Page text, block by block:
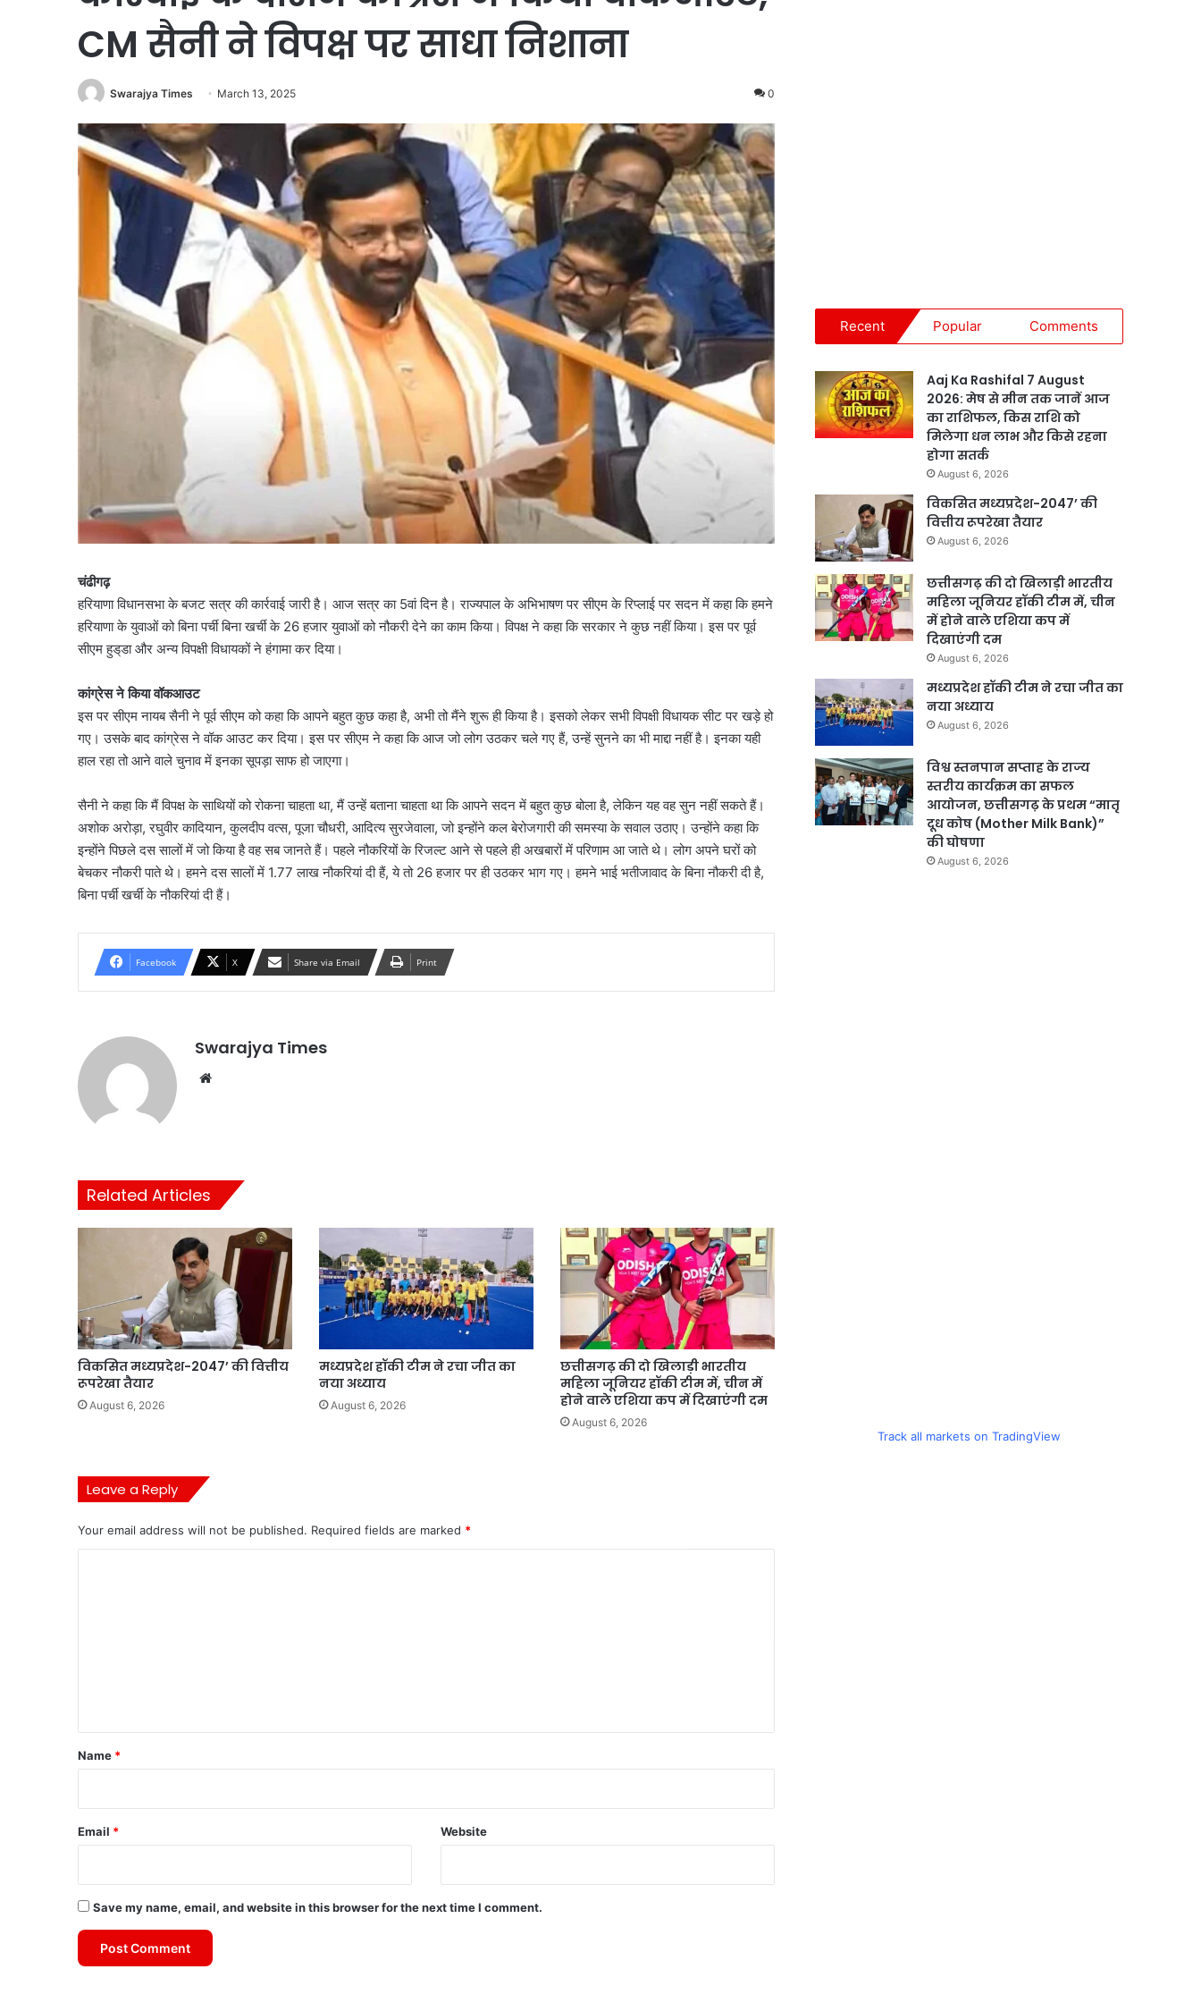
CM सैनी ने विपक्ष पर साधा निशाना
Swarajya Times March 13, 2025 0
चंढीगढ़
हरियाणा विधानसभा के बजट सत्र की कार्रवाई जारी है। आज सत्र का 5वां दिन है। राज्यपाल के अभिभाषण पर सीएम के रिप्लाई पर सदन में कहा कि हमने
हरियाणा के युवाओं को बिना पर्ची बिना खर्ची के 26 हजार युवाओं को नौकरी देने का काम किया। विपक्ष ने कहा कि सरकार ने कुछ नहीं किया। इस पर पूर्व
सीएम हुड्‌डा और अन्य विपक्षी विधायकों ने हंगामा कर दिया।
कांग्रेस ने किया वॉकआउट
इस पर सीएम नायब सैनी ने पूर्व सीएम को कहा कि आपने बहुत कुछ कहा है, अभी तो मैंने शुरू ही किया है। इसको लेकर सभी विपक्षी विधायक सीट पर खड़े हो
गए। उसके बाद कांग्रेस ने वॉक आउट कर दिया। इस पर सीएम ने कहा कि आज जो लोग उठकर चले गए हैं, उन्हें सुनने का भी माद्दा नहीं है। इनका यही
हाल रहा तो आने वाले चुनाव में इनका सूपड़ा साफ हो जाएगा।
सैनी ने कहा कि मैं विपक्ष के साथियों को रोकना चाहता था, मैं उन्हें बताना चाहता था कि आपने सदन में बहुत कुछ बोला है, लेकिन यह वह सुन नहीं सकते हैं।
अशोक अरोड़ा, रघुवीर कादियान, कुलदीप वत्स, पूजा चौधरी, आदित्य सुरजेवाला, जो इन्होंने कल बेरोजगारी की समस्या के सवाल उठाए। उन्होंने कहा कि
इन्होंने पिछले दस सालों में जो किया है वह सब जानते हैं। पहले नौकरियों के रिजल्ट आने से पहले ही अखबारों में परिणाम आ जाते थे। लोग अपने घरों को
बेचकर नौकरी पाते थे। हमने दस सालों में 1.77 लाख नौकरियां दी हैं, ये तो 26 हजार पर ही उठकर भाग गए। हमने भाई भतीजावाद के बिना नौकरी दी है,
बिना पर्ची खर्ची के नौकरियां दी हैं।
Facebook X Share via Email Print
Swarajya Times
Related Articles
विकसित मध्यप्रदेश-2047’ की वित्तीय
रूपरेखा तैयार
August 6, 2026
मध्यप्रदेश हॉकी टीम ने रचा जीत का
नया अध्याय
August 6, 2026
छत्तीसगढ़ की दो खिलाड़ी भारतीय
महिला जूनियर हॉकी टीम में, चीन में
होने वाले एशिया कप में दिखाएंगी दम
August 6, 2026
Leave a Reply
Your email address will not be published. Required fields are marked *
*
Name *
Email * Website
Save my name, email, and website in this browser for the next time I comment.
Recent Popular Comments
Aaj Ka Rashifal 7 August
2026: मेष से मीन तक जानें आज
का राशिफल, किस राशि को
मिलेगा धन लाभ और किसे रहना
होगा सतर्क
August 6, 2026
विकसित मध्यप्रदेश-2047’ की
वित्तीय रूपरेखा तैयार
August 6, 2026
छत्तीसगढ़ की दो खिलाड़ी भारतीय
महिला जूनियर हॉकी टीम में, चीन
में होने वाले एशिया कप में
दिखाएंगी दम
August 6, 2026
मध्यप्रदेश हॉकी टीम ने रचा जीत का
नया अध्याय
August 6, 2026
विश्व स्तनपान सप्ताह के राज्य
स्तरीय कार्यक्रम का सफल
आयोजन, छत्तीसगढ़ के प्रथम “मातृ
दूध कोष (Mother Milk Bank)”
की घोषणा
August 6, 2026
Track all markets on TradingView